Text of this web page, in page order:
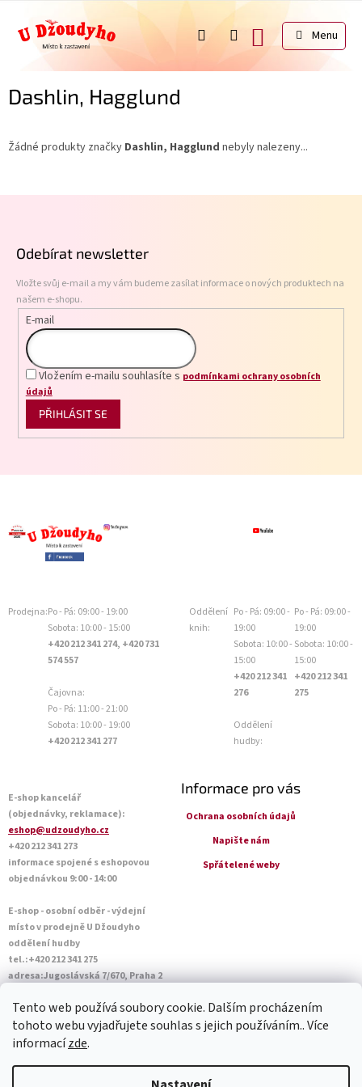
Tento web používá soubory cookie. Dalším procházením
tohoto webu vyjadřujete souhlas s jejich používáním.. Více
informacízde.
obsah
NÁKUPNÍ
KOŠÍK
Dashlin, Hagglund
Žádné produkty značky Dashlin, Hagglund nebyly nalezeny...
Odebírat newsletter
Vložte svůj e-mail a my vám budeme zasílat informace o nových produktech na
našem e-shopu.
E-mail
Vložením e-mailu souhlasíte s podmínkami ochrany osobních
údajů
PŘIHLÁSIT SE
Prodejna:Po - Pá: 09:00 - 19:00
Sobota: 10:00 - 15:00
+420 212 341 274, +420 731
574 557
Čajovna:
Po - Pá: 11:00 - 21:00
Sobota: 10:00 - 19:00
+420 212 341 277
Oddělení
knih:
Po - Pá: 09:00 -
19:00
Sobota: 10:00 -
15:00
+420 212 341
276
Oddělení
hudby:
Po - Pá: 09:00 -
19:00
Sobota: 10:00 -
15:00
+420 212 341
275
E-shop kancelář
(objednávky, reklamace):
eshop@udzoudyho.cz
+420 212 341 273
informace spojené s eshopovou
objednávkou 9:00 - 14:00
E-shop - osobní odběr - výdejní
místo v prodejně U Džoudyho
oddělení hudby
tel.:+420 212 341 275
adresa:Jugoslávská 7/670, Praha 2
Sobota: 10:00 - 14:45
Informace pro vás
Ochrana osobních údajů
Napište nám
Spřátelené weby